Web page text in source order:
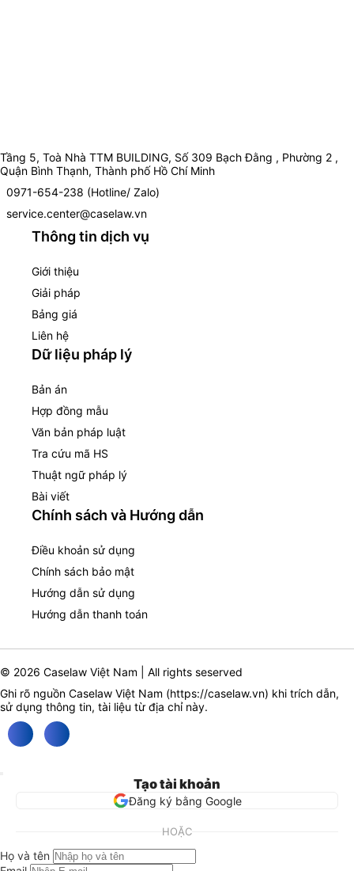
Tầng 5, Toà Nhà TTM BUILDING, Số 309 Bạch Đằng , Phường 2 ,
Quận Bình Thạnh, Thành phố Hồ Chí Minh
0971-654-238 (Hotline/ Zalo)
service.center@caselaw.vn
Thông tin dịch vụ
Giới thiệu
Giải pháp
Bảng giá
Liên hệ
Dữ liệu pháp lý
Bản án
Hợp đồng mẫu
Văn bản pháp luật
Tra cứu mã HS
Thuật ngữ pháp lý
Bài viết
Chính sách và Hướng dẫn
Điều khoản sử dụng
Chính sách bảo mật
Hướng dẫn sử dụng
Hướng dẫn thanh toán
© 2026 Caselaw Việt Nam | All rights seserved
Ghi rõ nguồn Caselaw Việt Nam (https://caselaw.vn) khi trích dẫn,
sử dụng thông tin, tài liệu từ địa chỉ này.
Tạo tài khoản
Đăng ký bằng Google
HOẶC
Họ và tên